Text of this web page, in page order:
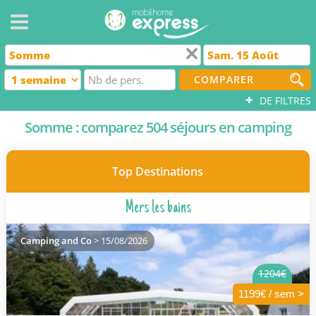
COMPARER
+ DE FILTRES
Somme : comparez 504 séjours en camping
Top Destinations
Mers les bains
1204€
1199€ / sem >
Camping and Co> 15/08/2026